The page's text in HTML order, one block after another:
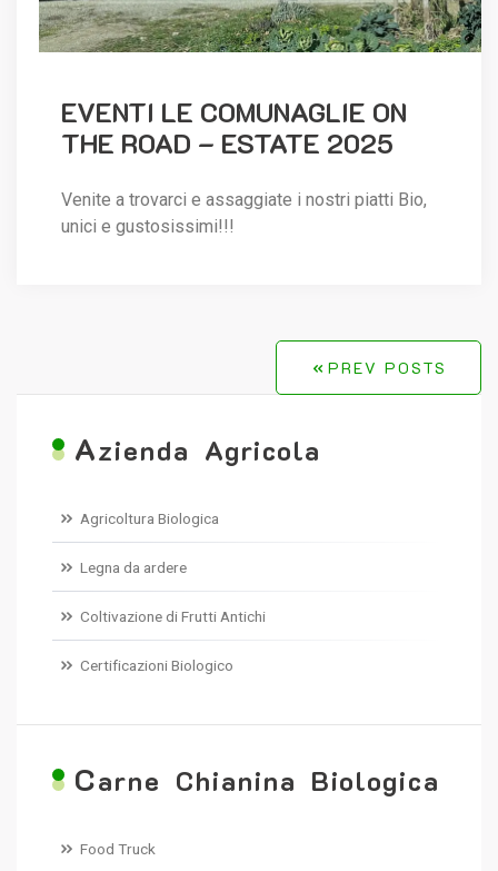
EVENTI LE COMUNAGLIE ON
THE ROAD – ESTATE 2025
Venite a trovarci e assaggiate i nostri piatti Bio,
unici e gustosissimi!!!
navigation
PREV POSTS
Azienda Agricola
Agricoltura Biologica
Legna da ardere
Coltivazione di Frutti Antichi
Certificazioni Biologico
Carne Chianina Biologica
Food Truck